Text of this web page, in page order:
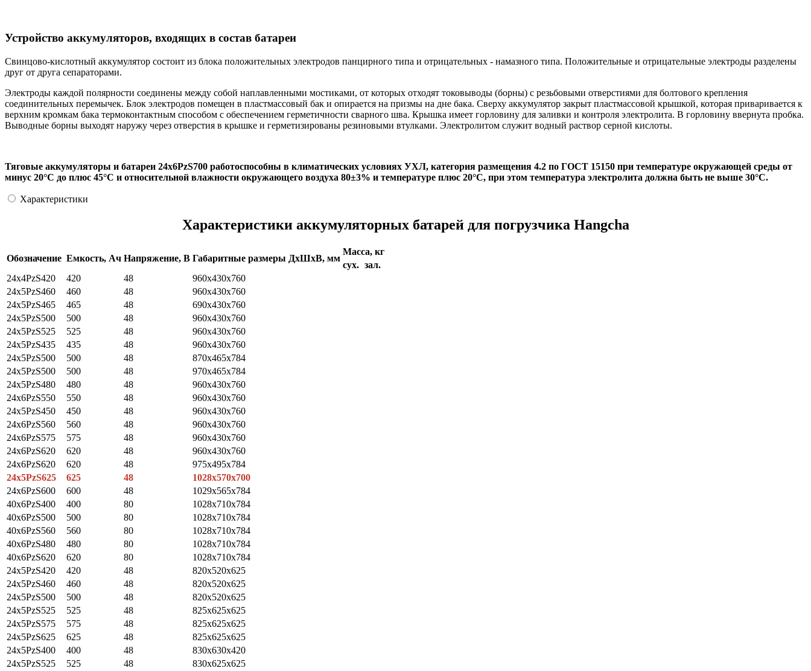
Устройство аккумуляторов, входящих в состав батареи
Свинцово-кислотный аккумулятор состоит из блока положительных электродов панцирного типа и отрицательных - намазного типа. Положительные и отрицательные электроды разделены
друг от друга сепараторами.
Электроды каждой полярности соединены между собой наплавленными мостиками, от которых отходят токовыводы (борны) с резьбовыми отверстиями для болтового крепления
соединительных перемычек. Блок электродов помещен в пластмассовый бак и опирается на призмы на дне бака. Сверху аккумулятор закрыт пластмассовой крышкой, которая приваривается к
верхним кромкам бака термоконтактным способом с обеспечением герметичности сварного шва. Крышка имеет горловину для заливки и контроля электролита. В горловину ввернута пробка.
Выводные борны выходят наружу через отверстия в крышке и герметизированы резиновыми втулками. Электролитом служит водный раствор серной кислоты.
Тяговые аккумуляторы и батареи 24х6PzS700 работоспособны в климатических условиях УХЛ, категория размещения 4.2 по ГОСТ 15150 при температуре окружающей среды от
минус 20°С до плюс 45°С и относительной влажности окружающего воздуха 80±3% и температуре плюс 20°С, при этом температура электролита должна быть не выше 30°С.
Характеристики
Характеристики аккумуляторных батарей для погрузчика Hangcha
Обозначение Емкость, Ач Напряжение, В Габаритные размеры ДхШхВ, мм
Масса, кг
сух. зал.
24х4PzS420
420 48
960x430x760
24x5PzS460
460 48
960x430x760
24x5PzS465
465 48
690x430x760
24x5PzS500
500 48
960x430x760
24x5PzS525
525 48
960х430х760
24x5PzS435
435 48
960x430x760
24x5PzS500
500 48
870х465х784
24x5PzS500
500 48
970х465х784
24x5PzS480
480 48
960x430x760
24x6PzS550
550 48
960x430x760
24x5PzS450
450 48
960x430x760
24x6PzS560
560 48
960x430x760
24x6PzS575
575 48
960x430x760
24x6PzS620
620 48
960x430x760
24x6PzS620
620 48
975х495х784
24x5PzS625
625 48
1028x570x700
24x6PzS600
600 48
1029x565x784
40x6PzS400
400 80
1028x710x784
40x6PzS500
500 80
1028x710х784
40x6PzS560
560 80
1028x710x784
40x6PzS480
480 80
1028x710x784
40x6PzS620
620 80
1028x710x784
24x5PzS420
420 48
820x520x625
24x5PzS460
460 48
820x520x625
24x5PzS500
500 48
820x520x625
24x5PzS525
525 48
825x625x625
24x5PzS575
575 48
825x625x625
24x5PzS625
625 48
825x625x625
24x5PzS400
400 48
830x630x420
24x5PzS525
525 48 830x625x625